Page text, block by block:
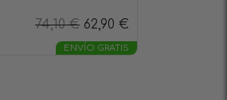
74,10€ 62,90 €
ENVÍO GRATIS